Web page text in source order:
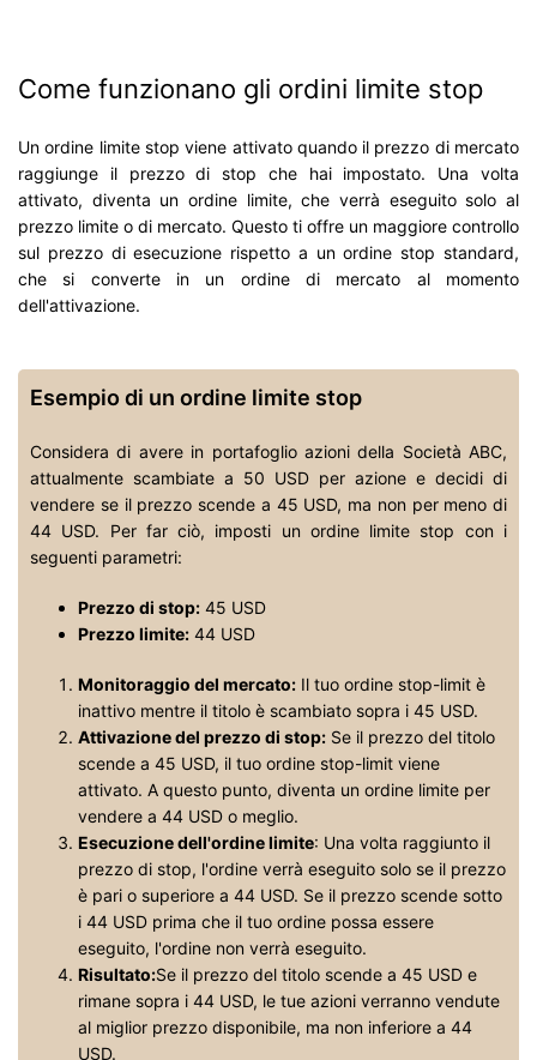
Come funzionano gli ordini limite stop
Un ordine limite stop viene attivato quando il prezzo di mercato
raggiunge il prezzo di stop che hai impostato. Una volta
attivato, diventa un ordine limite, che verrà eseguito solo al
prezzo limite o di mercato. Questo ti offre un maggiore controllo
sul prezzo di esecuzione rispetto a un ordine stop standard,
che si converte in un ordine di mercato al momento
dell'attivazione.
Esempio di un ordine limite stop
Considera di avere in portafoglio azioni della Società ABC,
attualmente scambiate a 50 USD per azione e decidi di
vendere se il prezzo scende a 45 USD, ma non per meno di
44 USD. Per far ciò, imposti un ordine limite stop con i
seguenti parametri:
Prezzo di stop: 45 USD
Prezzo limite: 44 USD
Monitoraggio del mercato: Il tuo ordine stop-limit è
inattivo mentre il titolo è scambiato sopra i 45 USD.
Attivazione del prezzo di stop: Se il prezzo del titolo
scende a 45 USD, il tuo ordine stop-limit viene
attivato. A questo punto, diventa un ordine limite per
vendere a 44 USD o meglio.
Esecuzione dell'ordine limite: Una volta raggiunto il
prezzo di stop, l'ordine verrà eseguito solo se il prezzo
è pari o superiore a 44 USD. Se il prezzo scende sotto
i 44 USD prima che il tuo ordine possa essere
eseguito, l'ordine non verrà eseguito.
Risultato:Se il prezzo del titolo scende a 45 USD e
rimane sopra i 44 USD, le tue azioni verranno vendute
al miglior prezzo disponibile, ma non inferiore a 44
USD.